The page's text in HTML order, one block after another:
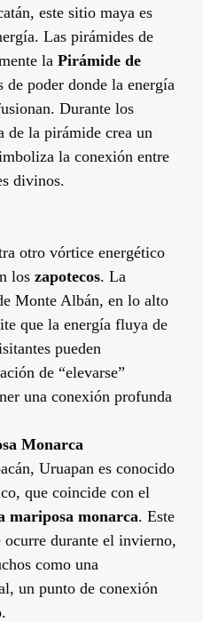
este sitio maya es
Las pirámides de
la Pirámide de
de poder donde la energía
Durante los
de la pirámide crea un
la conexión entre
divinos.
otro vórtice energético
los zapotecos. La
Monte Albán, en lo alto
que la energía fluya de
pueden
de “elevarse”
una conexión profunda
Monarca
Uruapan es conocido
que coincide con el
mariposa monarca. Este
durante el invierno,
como una
un punto de conexión